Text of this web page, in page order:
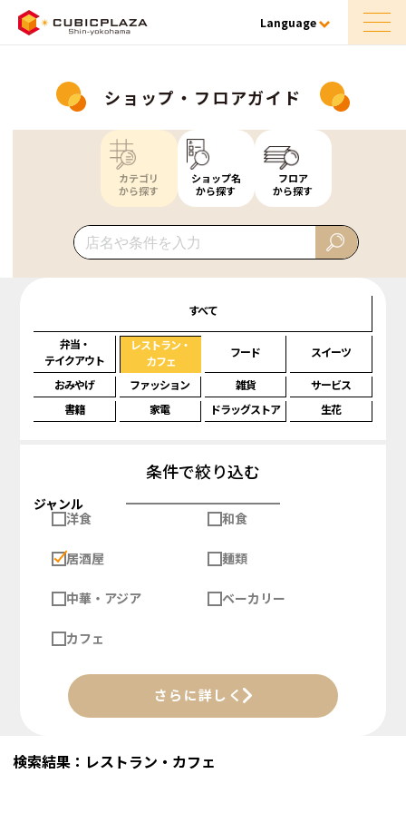
Language
ショップ・フロアガイド
カテゴリ
から探す
ショップ名
から探す
フロア
から探す
すべて
弁当・
テイクアウト
レストラン・
カフェ
フード スイーツ
おみやげ ファッション 雑貨
サービス
書籍
家電 ドラッグストア 生花
条件で絞り込む
ジャンル
洋食
和食
居酒屋 麺類
中華・アジア ベーカリー
カフェ
さらに詳しく
検索結果：レストラン・カフェ